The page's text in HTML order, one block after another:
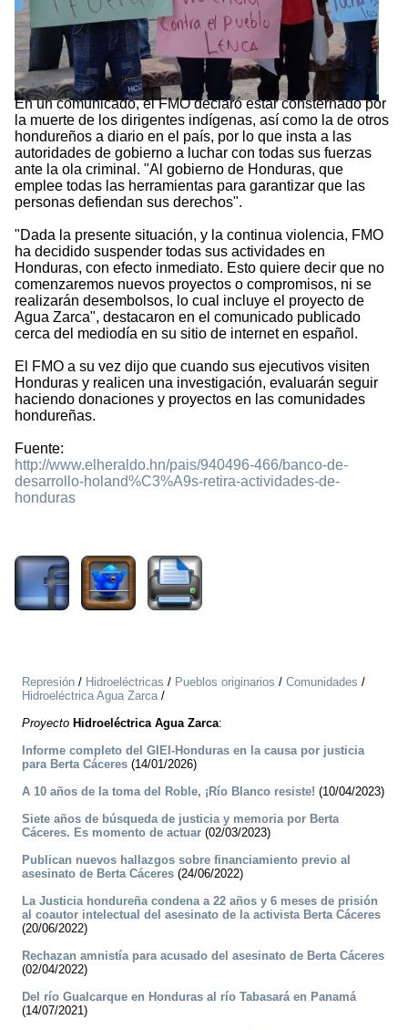
En un comunicado, el FMO declaró estar consternado por
la muerte de los dirigentes indígenas, así como la de otros
hondureños a diario en el país, por lo que insta a las
autoridades de gobierno a luchar con todas sus fuerzas
ante la ola criminal. "Al gobierno de Honduras, que
emplee todas las herramientas para garantizar que las
personas defiendan sus derechos".
"Dada la presente situación, y la continua violencia, FMO
ha decidido suspender todas sus actividades en
Honduras, con efecto inmediato. Esto quiere decir que no
comenzaremos nuevos proyectos o compromisos, ni se
realizarán desembolsos, lo cual incluye el proyecto de
Agua Zarca", destacaron en el comunicado publicado
cerca del mediodía en su sitio de internet en español.
El FMO a su vez dijo que cuando sus ejecutivos visiten
Honduras y realicen una investigación, evaluarán seguir
haciendo donaciones y proyectos en las comunidades
hondureñas.
Fuente:
http://www.elheraldo.hn/pais/940496-466/banco-de-
desarrollo-holand%C3%A9s-retira-actividades-de-
honduras
Represión / Hidroeléctricas / Pueblos originarios / Comunidades /
Hidroeléctrica Agua Zarca/
Proyecto Hidroeléctrica Agua Zarca:
Informe completo del GIEI-Honduras en la causa por justicia
para Berta Cáceres (14/01/2026)
A 10 años de la toma del Roble, ¡Río Blanco resiste! (10/04/2023)
Siete años de búsqueda de justicia y memoria por Berta
Cáceres. Es momento de actuar (02/03/2023)
Publican nuevos hallazgos sobre financiamiento previo al
asesinato de Berta Cáceres (24/06/2022)
La Justicia hondureña condena a 22 años y 6 meses de prisión
al coautor intelectual del asesinato de la activista Berta Cáceres
(20/06/2022)
Rechazan amnistía para acusado del asesinato de Berta Cáceres
(02/04/2022)
Del río Gualcarque en Honduras al río Tabasará en Panamá
(14/07/2021)